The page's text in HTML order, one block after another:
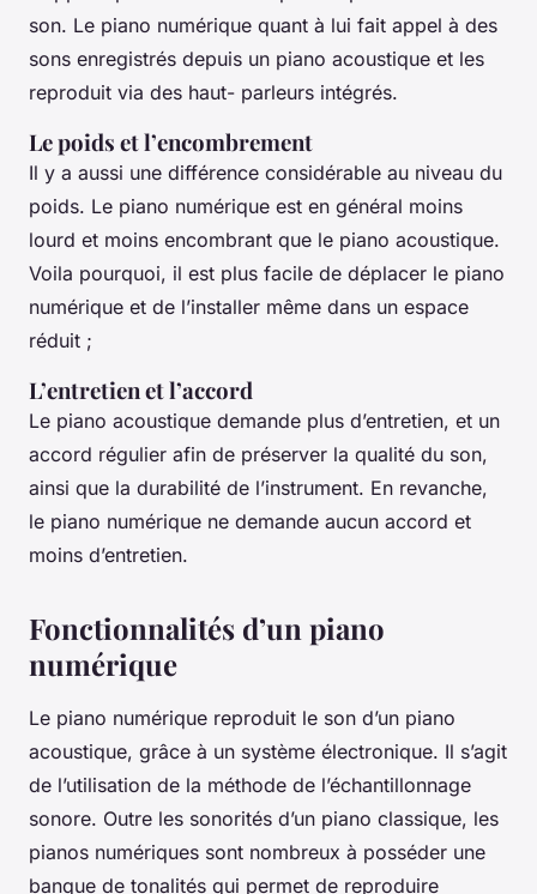
son. Le piano numérique quant à lui fait appel à des
sons enregistrés depuis un piano acoustique et les
reproduit via des haut- parleurs intégrés.
Le poids et l’encombrement
Il y a aussi une différence considérable au niveau du
poids. Le piano numérique est en général moins
lourd et moins encombrant que le piano acoustique.
Voila pourquoi, il est plus facile de déplacer le piano
numérique et de l’installer même dans un espace
réduit ;
L’entretien et l’accord
Le piano acoustique demande plus d’entretien, et un
accord régulier afin de préserver la qualité du son,
ainsi que la durabilité de l’instrument. En revanche,
le piano numérique ne demande aucun accord et
moins d’entretien.
Fonctionnalités d’un piano
numérique
Le piano numérique reproduit le son d’un piano
acoustique, grâce à un système électronique. Il s’agit
de l’utilisation de la méthode de l’échantillonnage
sonore. Outre les sonorités d’un piano classique, les
pianos numériques sont nombreux à posséder une
banque de tonalités qui permet de reproduire